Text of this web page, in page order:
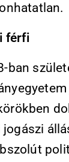
férfi
ban
jogászi